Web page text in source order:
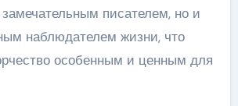
писателем, но и
наблюдателем жизни, что
особенным и ценным для